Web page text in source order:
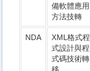
備軟體應用
方法技轉
NDA
XML格式程
式設計與程
式碼技術轉